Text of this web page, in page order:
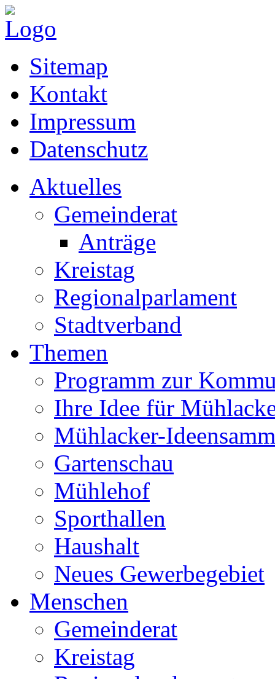
Sitemap
Kontakt
Impressum
Datenschutz
Aktuelles
Gemeinderat
Anträge
Kreistag
Regionalparlament
Stadtverband
Themen
Programm zur
Ihre Idee für
Mühlacker-
Gartenschau
Mühlehof
Sporthallen
Haushalt
Neues Gewerbegebiet
Menschen
Gemeinderat
Kreistag